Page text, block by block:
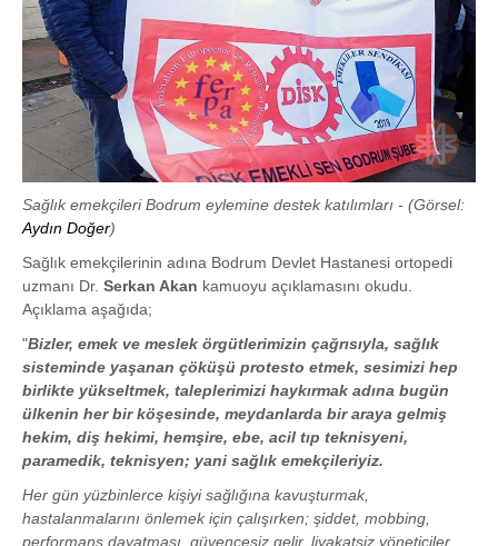
Sağlık emekçileri Bodrum eylemine destek katılımları - (Görsel:
Aydın Doğer)
Sağlık emekçilerinin adına Bodrum Devlet Hastanesi ortopedi
uzmanı Dr. Serkan Akan kamuoyu açıklamasını okudu.
Açıklama aşağıda;
"Bizler, emek ve meslek örgütlerimizin çağrısıyla, sağlık
sisteminde yaşanan çöküşü protesto etmek, sesimizi hep
birlikte yükseltmek, taleplerimizi haykırmak adına bugün
ülkenin her bir köşesinde, meydanlarda bir araya gelmiş
hekim, diş hekimi, hemşire, ebe, acil tıp teknisyeni,
paramedik, teknisyen; yani sağlık emekçileriyiz.
Her gün yüzbinlerce kişiyi sağlığına kavuşturmak,
hastalanmalarını önlemek için çalışırken; şiddet, mobbing,
performans dayatması, güvencesiz gelir, liyakatsiz yöneticiler,